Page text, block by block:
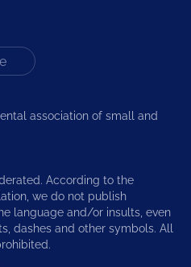
association of small and
According to the
we do not publish
language and/or insults, even
dashes and other symbols. All